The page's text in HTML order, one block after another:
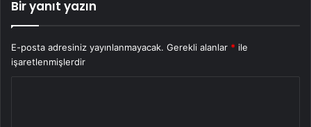
Bir yanıt yazın
E-posta adresiniz yayınlanmayacak. Gerekli alanlar * ile
işaretlenmişlerdir